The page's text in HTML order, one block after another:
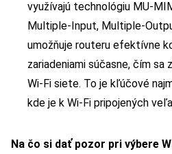
využívajú technológiu MU-
Multiple-Input, Multiple-
umožňuje routeru efektívne
zariadeniami súčasne, čím
Wi-Fi siete. To je kľúčové
kde je k Wi-Fi pripojených
Na čo si dať pozor pri výbere